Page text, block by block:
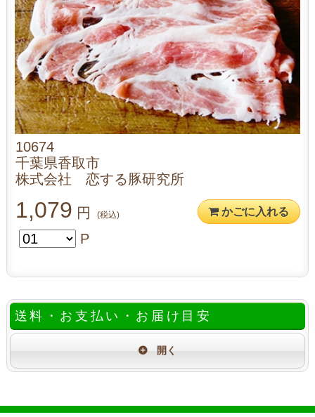
10674
千葉県香取市
株式会社 恋する豚研究所
1,079 円 (税込) かごに入れる
P
送料・お支払い・お届け目安